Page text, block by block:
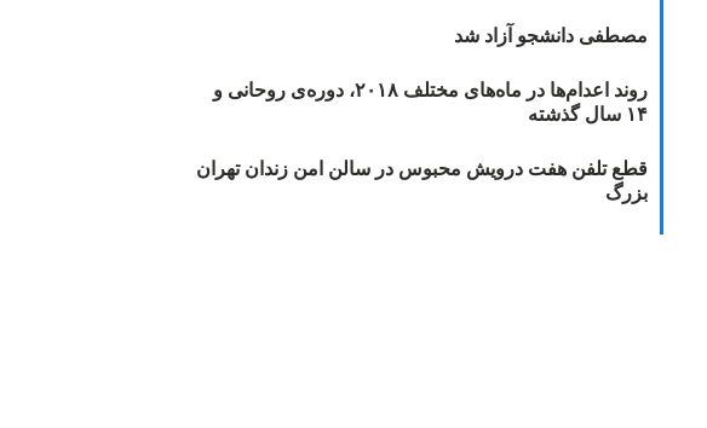
مصطفی دانشجو آزاد شد
روند اعدام‌ها در ماه‌های مختلف ۲۰۱۸، دوره‌ی روحانی و
۱۴ سال گذشته
قطع تلفن هفت درویش محبوس در سالن امن زندان تهران
بزرگ